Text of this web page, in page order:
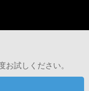
お試しください。